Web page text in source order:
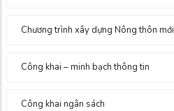
Chương trình xây dựng Nông thôn mới
Công khai – minh bạch thông tin
Công khai ngân sách